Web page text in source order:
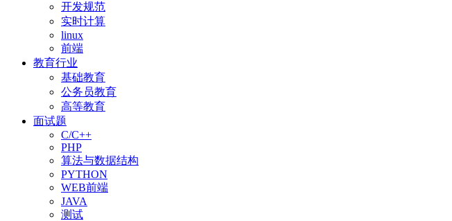
开发规范
实时计算
linux
前端
教育行业
基础教育
公务员教育
高等教育
面试题
C/C++
PHP
算法与数据结构
PYTHON
WEB前端
JAVA
测试